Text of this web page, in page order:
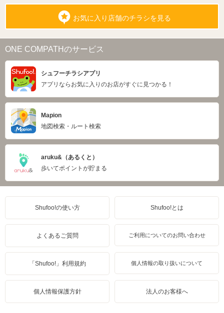
お気に入り店舗のチラシを見る
ONE COMPATHのサービス
シュフーチラシアプリ
アプリならお気に入りのお店がすぐに見つかる！
Mapion
地図検索・ルート検索
aruku&（あるくと）
歩いてポイントが貯まる
Shufoo!の使い方 Shufoo!とは
よくあるご質問 ご利用についてのお問い合わせ
「Shufoo!」利用規約 個人情報の取り扱いについて
個人情報保護方針 法人のお客様へ